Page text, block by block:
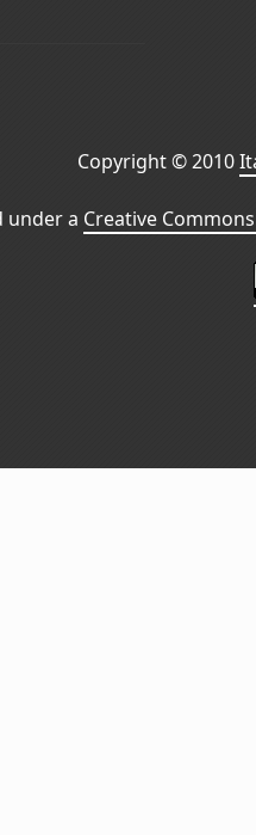
Copyright © 2010
under a Creative